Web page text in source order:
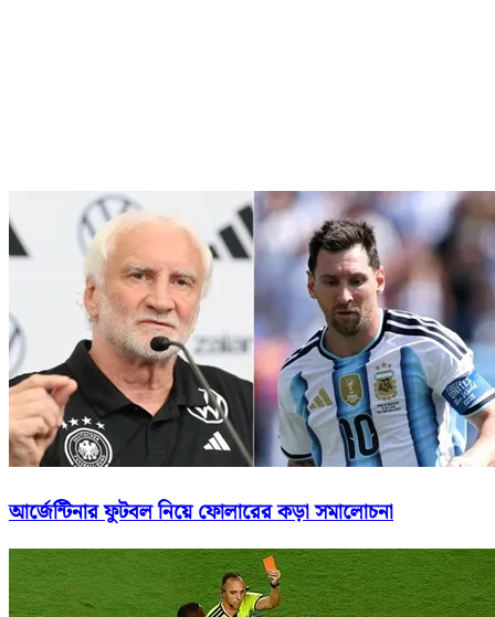
আর্জেন্টিনার ফুটবল নিয়ে ফোলারের কড়া সমালোচনা